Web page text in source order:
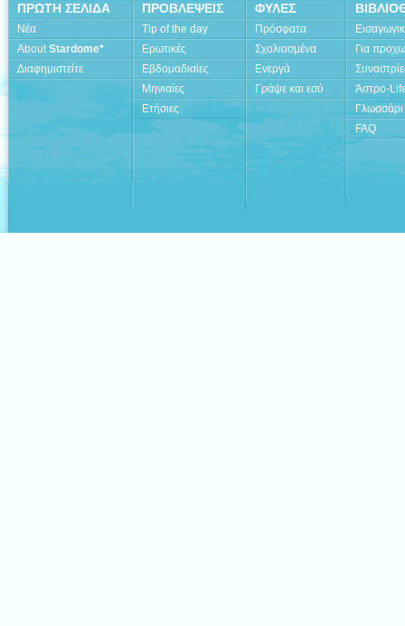
ΠΡΩΤΗ ΣΕΛΙΔΑ
Νέα
AboutStardome*
Διαφημιστείτε
ΠΡΟΒΛΕΨΕΙΣ
Tip of the day
Ερωτικές
Εβδομαδιαίες
Μηνιαίες
Ετήσιες
ΦΥΛΕΣ
Πρόσφατα
Σχολιασμένα
Ενεργά
Γράψε και εσύ
Για
Άστρο-
Γλωσσάρι
FAQ